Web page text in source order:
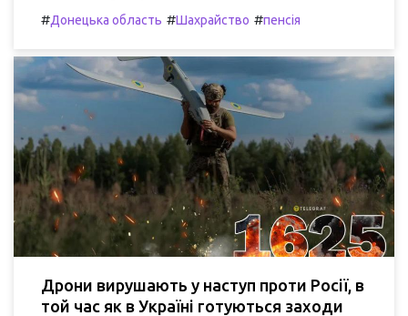
#Донецька область #Шахрайство #пенсія
Дрони вирушають у наступ проти Росії, в
той час як в Україні готуються заходи